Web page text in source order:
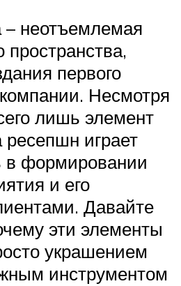
неотъемлемая
пространства,
первого
Несмотря
лишь элемент
играет
в формировании
и его
Давайте
эти элементы
украшением
инструментом